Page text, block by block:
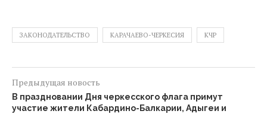
ЗАКОНОДАТЕЛЬСТВО КАРАЧАЕВО-ЧЕРКЕСИЯ КЧР
Предыдущая новость
В праздновании Дня черкесского флага примут
участие жители Кабардино-Балкарии, Адыгеи и